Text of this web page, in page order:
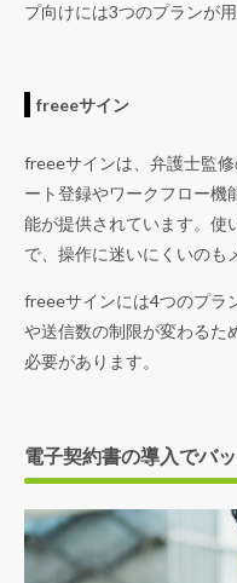
プ向けには3つのプランが
freeeサイン
freeeサインは、弁護士監
ート登録やワークフロー機
能が提供されています。使
で、操作に迷いにくいのも
freeeサインには4つのプラ
や送信数の制限が変わるた
必要があります。
電子契約書の導入でバ